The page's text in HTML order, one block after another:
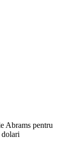
Abrams pentru